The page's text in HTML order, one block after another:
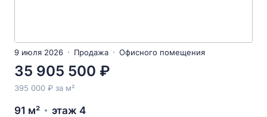
9 июля 2026 Продажа Офисного помещения
35 905 500 ₽
395 000 ₽ за м²
91 м² этаж 4